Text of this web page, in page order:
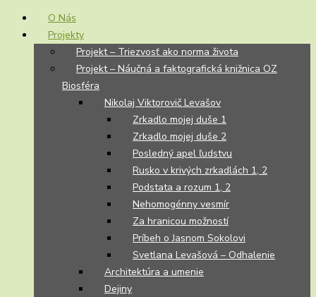
O Nás
Projekty
Projekt – Triezvosť ako norma života
Projekt – Náučná a faktografická knižnica OZ
Biosféra
Nikolaj Viktorovič Levašov
Zrkadlo mojej duše 1
Zrkadlo mojej duše 2
Posledný apel ľudstvu
Rusko v krivých zrkadlách 1, 2
Podstata a rozum 1, 2
Nehomogénny vesmír
Za hranicou možností
Príbeh o Jasnom Sokolovi
Svetlana Levašová – Odhalenie
Architektúra a umenie
Dejiny